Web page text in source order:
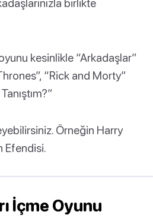
kesinlikle “Arkadaşlar”
“Rick and Morty”
Örneğin Harry
Efendisi.
İçme Oyunu